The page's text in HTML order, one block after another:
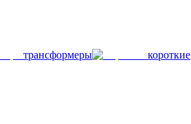
трансформеры
короткие